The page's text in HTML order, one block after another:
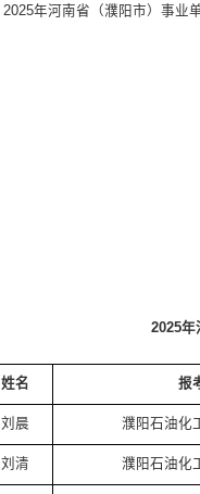
2025年河南省（濮阳市）事业
2025年
姓名 报
刘晨 濮阳石油化
刘清 濮阳石油化